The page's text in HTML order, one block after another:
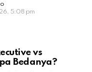
5:08 pm
vs
Bedanya?